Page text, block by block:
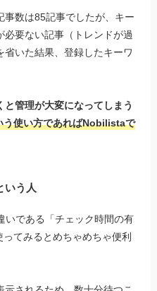
事数は85記事でしたが、キー
必要ない記事（トレンドが過
省いた結果、登録したキーワ
管理が大変になってしまう
う使い方であればNobilistaで
いう人
いである「チェック時間の有
てみるとめちゃめちゃ便利